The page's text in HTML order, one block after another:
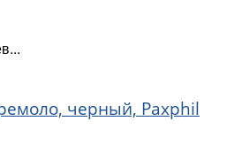
черный, Paxphil